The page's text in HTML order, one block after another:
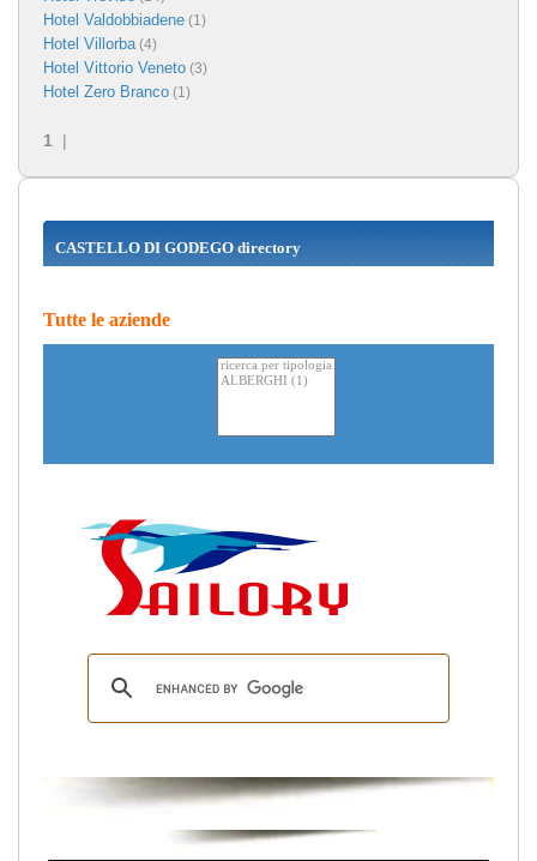
Hotel Valdobbiadene (1)
Hotel Villorba(4)
Hotel Vittorio Veneto (3)
Hotel Zero Branco (1)
1 |
CASTELLO DI GODEGO directory
Tutte le aziende